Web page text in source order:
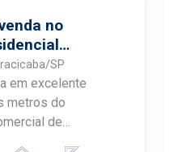
no
SP
em excelente
metros do
de